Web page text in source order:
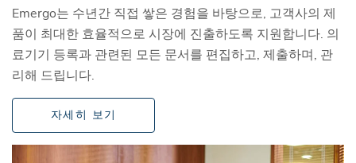
Emergo는 수년간 직접 쌓은 경험을 바탕으로, 고객사의 제
품이 최대한 효율적으로 시장에 진출하도록 지원합니다. 의
료기기 등록과 관련된 모든 문서를 편집하고, 제출하며, 관
리해 드립니다.
자세히 보기